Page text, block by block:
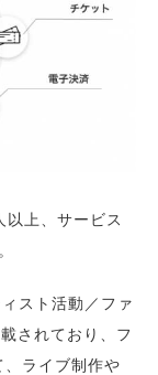
上、サービス
スト活動／ファ
されており、フ
、ライブ制作や